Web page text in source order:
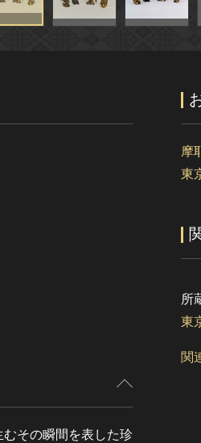
その瞬間を表した珍
摩
東
所
東
関